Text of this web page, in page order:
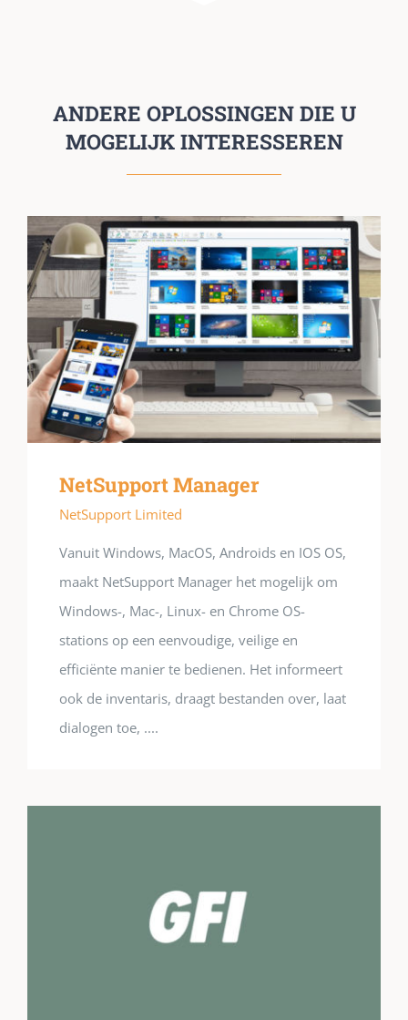
ANDERE OPLOSSINGEN DIE U
MOGELIJK INTERESSEREN
NetSupport Manager
NetSupport Limited
Vanuit Windows, MacOS, Androids en IOS OS,
maakt NetSupport Manager het mogelijk om
Windows-, Mac-, Linux- en Chrome OS-
stations op een eenvoudige, veilige en
efficiënte manier te bedienen. Het informeert
ook de inventaris, draagt bestanden over, laat
dialogen toe, ....